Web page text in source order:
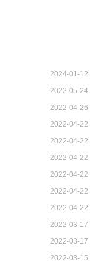
2024-01-12
2022-05-24
2022-04-26
2022-04-22
2022-04-22
2022-04-22
2022-04-22
2022-04-22
2022-04-22
2022-03-17
2022-03-17
2022-03-15